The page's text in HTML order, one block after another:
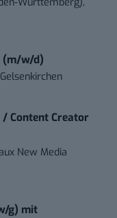
(m/w/d)
Gelsenkirchen
Content Creator
New Media
g) mit